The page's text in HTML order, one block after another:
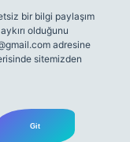
bir bilgi paylaşım
olduğunu
adresine
sitemizden